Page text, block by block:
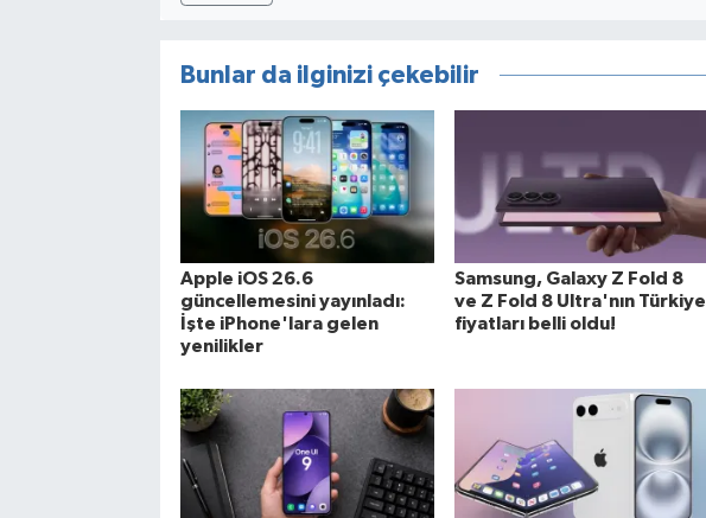
Bunlar da ilginizi çekebilir
Apple iOS 26.6
güncellemesini yayınladı:
İşte iPhone'lara gelen
yenilikler
Samsung, Galaxy Z Fold 8
ve Z Fold 8 Ultra'nın Türkiye
fiyatları belli oldu!